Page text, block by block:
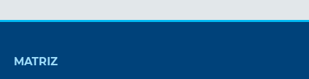
MATRIZ